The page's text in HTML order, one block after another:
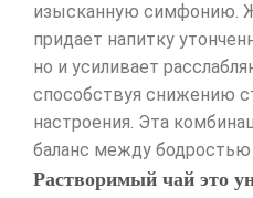
изысканную симфонию.
придает напитку
но и усиливает
способствуя снижению
настроения. Эта
баланс между
Растворимый чай это